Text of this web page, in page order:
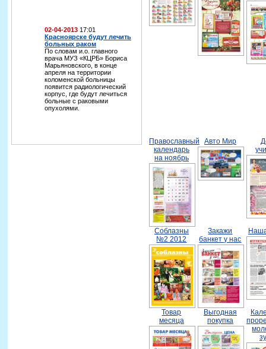
02-04-2013 17:01
Красноярске будут лечить
больных раком
По словам и.о. главного
врача МУЗ «КЦРБ» Бориса
Марьяновского, в конце
апреля на территории
коломенской больницы
появится радиологический
корпус, где будут лечиться
больные с раковыми
опухолями.
Православный
календарь
на ноябрь
Авто Мир
Соблазны
№2 2012
Закажи
банкет у нас
Товар
месяца
Выгодная
покупка